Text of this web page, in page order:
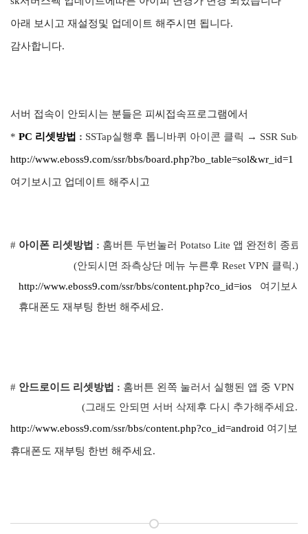
아래 보시고 재설정및 업데이트 해주시면 됩니다.
감사합니다.
서버 접속이 안되시는 분들은 피씨접속프로그램에서
* PC 리셋방법 : SSTap실행후 톱니바퀴 아이콘 클릭 → SSR
http://www.eboss9.com/ssr/bbs/board.php?bo_table=sol&wr_id=1
여기보시고 업데이트 해주시고
# 아이폰 리셋방법 : 홈버튼 두번눌러 Potatso Lite 앱 완전히 종료
(안되시면 좌측상단 메뉴 누른후 Reset VPN 클릭.)
http://www.eboss9.com/ssr/bbs/content.php?co_id=ios 여기보시
휴대폰도 재부팅 한번 해주세요.
# 안드로이드 리셋방법 : 홈버튼 왼쪽 눌러서 실행된 앱 중 VPN
(그래도 안되면 서버 삭제후 다시 추가해주세요.)
http://www.eboss9.com/ssr/bbs/content.php?co_id=android 여기보
휴대폰도 재부팅 한번 해주세요.